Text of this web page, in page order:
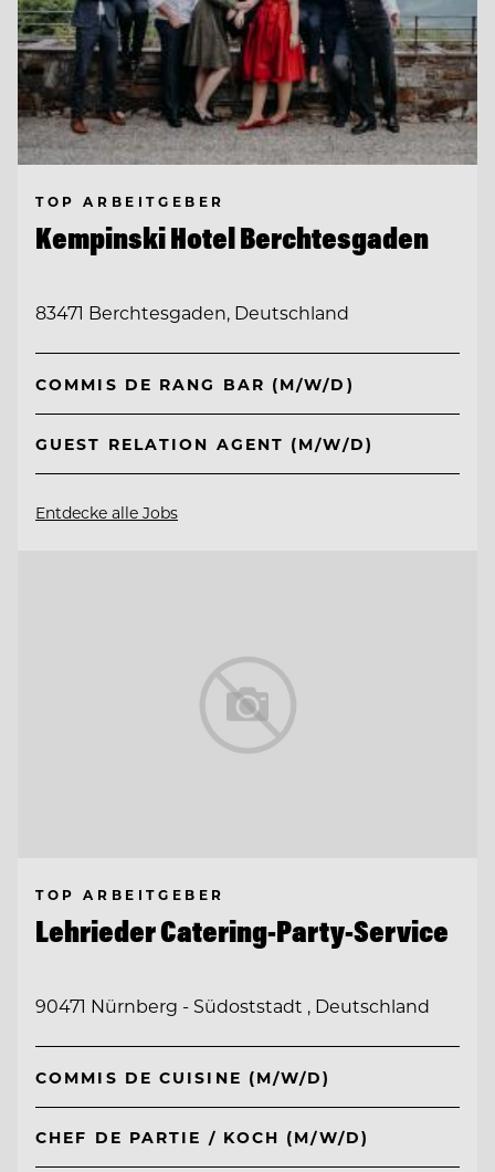
TOP ARBEITGEBER
Kempinski Hotel Berchtesgaden
83471 Berchtesgaden, Deutschland
COMMIS DE RANG BAR (M/W/D)
GUEST RELATION AGENT (M/W/D)
Entdecke alle Jobs
TOP ARBEITGEBER
Lehrieder Catering-Party-Service
90471 Nürnberg - Südoststadt , Deutschland
COMMIS DE CUISINE (M/W/D)
CHEF DE PARTIE / KOCH (M/W/D)